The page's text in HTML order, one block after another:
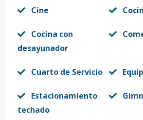
Cine
Cocina con
desayunador
Cuarto de Servicio
Estacionamiento
techado